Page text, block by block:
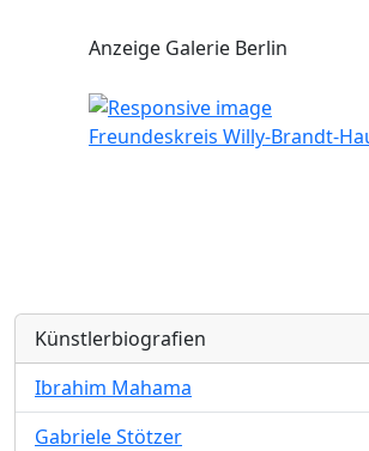
Anzeige Galerie Berlin
Freundeskreis Willy-Brandt-
Künstlerbiografien
Ibrahim Mahama
Gabriele Stötzer